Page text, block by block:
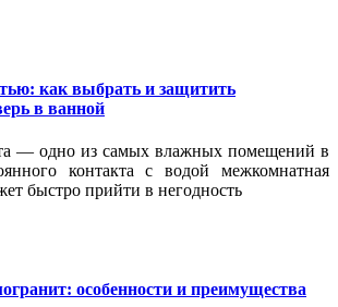
как выбрать и защитить
в ванной
— одно из самых влажных помещений в
контакта с водой межкомнатная
быстро прийти в негодность
особенности и преимущества